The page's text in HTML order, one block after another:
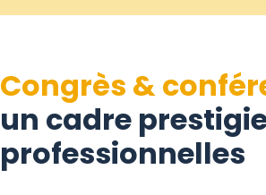
Congrès &
un cadre
professionnelles